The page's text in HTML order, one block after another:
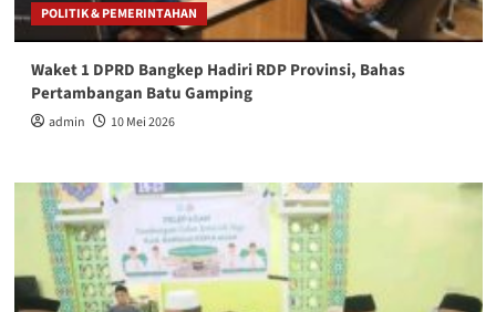
POLITIK & PEMERINTAHAN
Waket 1 DPRD Bangkep Hadiri RDP Provinsi, Bahas
Pertambangan Batu Gamping
admin 10 Mei 2026